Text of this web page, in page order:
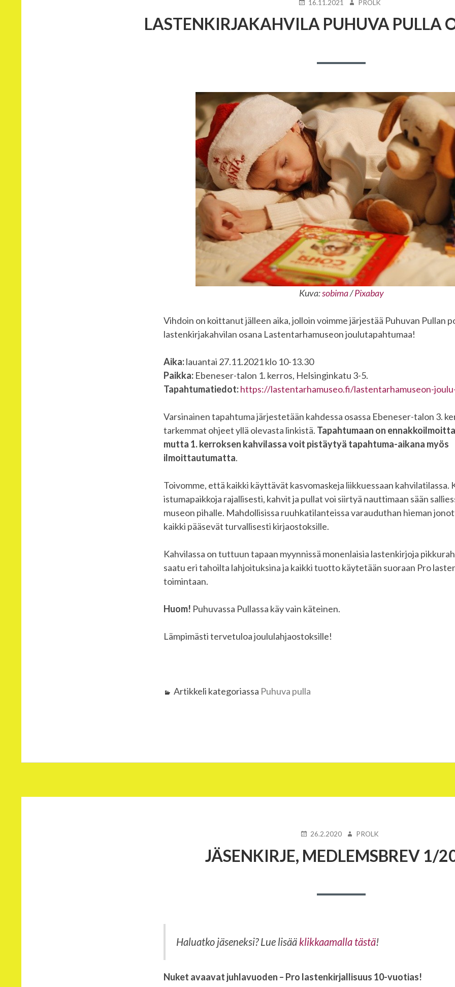
JULKAISTU
16.11.2021 KIRJOITTAJA
PROLK
LASTENKIRJAKAHVILA PUHUVA PULLA
Kuva:sobima/Pixabay
Vihdoin on koittanut jälleen aika, jolloin voimme järjestää Puhuvan Pullan
lastenkirjakahvilan osana Lastentarhamuseon joulutapahtumaa!
Aika:lauantai 27.11.2021 klo 10-13.30
Paikka: Ebeneser-talon 1. kerros, Helsinginkatu 3-5.
Tapahtumatiedot:https://lastentarhamuseo.fi/lastentarhamuseon-
Varsinainen tapahtuma järjestetään kahdessa osassa Ebeneser-talon 3.
tarkemmat ohjeet yllä olevasta linkistä. Tapahtumaan on
mutta 1. kerroksen kahvilassa voit pistäytyä tapahtuma-aikana myös
ilmoittautumatta.
Toivomme, että kaikki käyttävät kasvomaskeja liikkuessaan kahvilatilassa.
istumapaikkoja rajallisesti, kahvit ja pullat voi siirtyä nauttimaan sään
museon pihalle. Mahdollisissa ruuhkatilanteissa varauduthan hieman
kaikki pääsevät turvallisesti kirjaostoksille.
Kahvilassa on tuttuun tapaan myynnissä monenlaisia lastenkirjoja
saatu eri tahoilta lahjoituksina ja kaikki tuotto käytetään suoraan Pro
toimintaan.
Huom! Puhuvassa Pullassa käy vain käteinen.
Lämpimästi tervetuloa joululahjaostoksille!
Artikkeli kategoriassa Puhuva pulla
JULKAISTU
26.2.2020 KIRJOITTAJA
PROLK
JÄSENKIRJE, MEDLEMSBREV 1/
Haluatko jäseneksi? Lue lisää klikkaamalla tästä!
Nuket avaavat juhlavuoden – Pro lastenkirjallisuus 10-vuotias!